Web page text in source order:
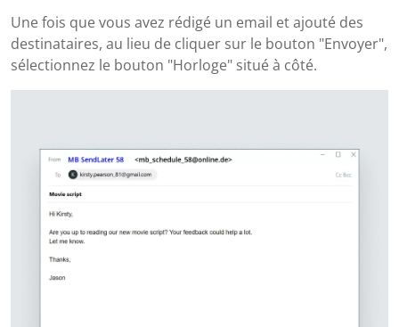
Une fois que vous avez rédigé un email et ajouté des
destinataires, au lieu de cliquer sur le bouton "Envoyer",
sélectionnez le bouton "Horloge" situé à côté.